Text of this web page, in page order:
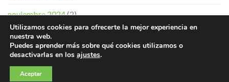
noviembre 2024(2)
Utilizamos cookies para ofrecerte la mejor experiencia en
nuestra web.
Puedes aprender más sobre qué cookies utilizamos o
desactivarlas en los ajustes.
Aceptar